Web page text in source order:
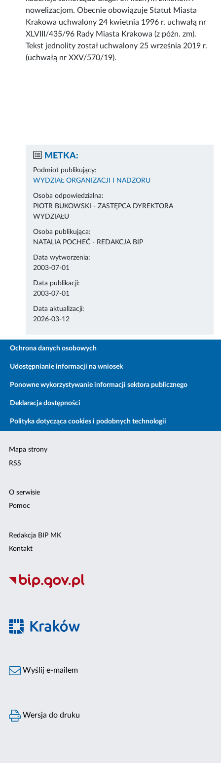
nowelizacjom. Obecnie obowiązuje Statut Miasta
Krakowa uchwalony 24 kwietnia 1996 r. uchwałą nr
XLVIII/435/96 Rady Miasta Krakowa (z późn. zm).
Tekst jednolity został uchwalony 25 września 2019 r.
(uchwałą nr XXV/570/19).
METKA:
Podmiot publikujący:
WYDZIAŁ ORGANIZACJI I NADZORU
Osoba odpowiedzialna:
PIOTR BUKOWSKI - ZASTĘPCA DYREKTORA
WYDZIAŁU
Osoba publikująca:
NATALIA POCHEĆ - REDAKCJA BIP
Data wytworzenia:
2003-07-01
Data publikacji:
2003-07-01
Data aktualizacji:
2026-03-12
Ochrona danych osobowych
Udostępnianie informacji na wniosek
Ponowne wykorzystywanie informacji sektora publicznego
Deklaracja dostępności
Polityka dotycząca cookies i podobnych technologii
Mapa strony
RSS
O serwisie
Pomoc
Redakcja BIP MK
Kontakt
Wyślij e-mailem
Wersja do druku